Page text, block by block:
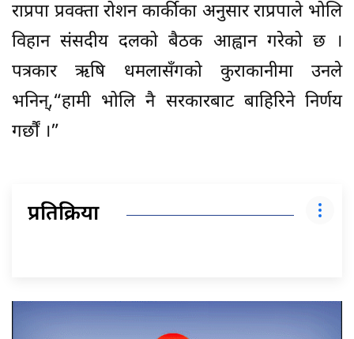
राप्रपा प्रवक्ता रोशन कार्कीका अनुसार राप्रपाले भोलि
विहान संसदीय दलको बैठक आह्वान गरेको छ ।
पत्रकार ऋषि धमलासँगको कुराकानीमा उनले
भनिन्,“हामी भोलि नै सरकारबाट बाहिरिने निर्णय
गर्छौं ।”
प्रतिक्रिया